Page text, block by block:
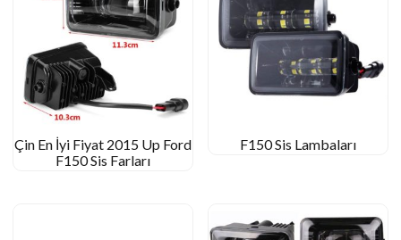
Çin En İyi Fiyat 2015 Up Ford
F150 Sis Farları
F150 Sis Lambaları